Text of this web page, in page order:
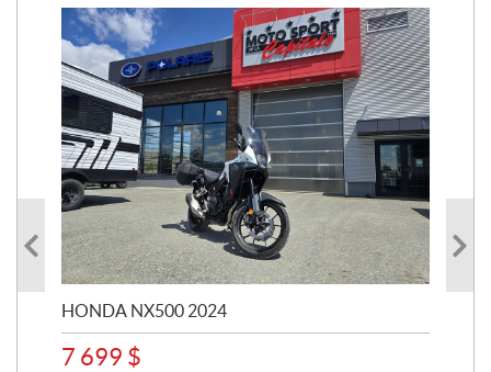
HONDA NX500 2024
7 699 $